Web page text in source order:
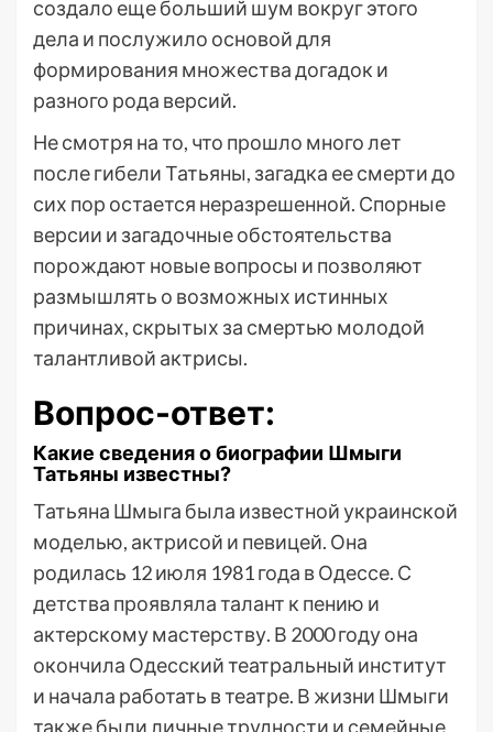
создало еще больший шум вокруг этого
дела и послужило основой для
формирования множества догадок и
разного рода версий.
Не смотря на то, что прошло много лет
после гибели Татьяны, загадка ее смерти до
сих пор остается неразрешенной. Спорные
версии и загадочные обстоятельства
порождают новые вопросы и позволяют
размышлять о возможных истинных
причинах, скрытых за смертью молодой
талантливой актрисы.
Вопрос-ответ:
Какие сведения о биографии Шмыги
Татьяны известны?
Татьяна Шмыга была известной украинской
моделью, актрисой и певицей. Она
родилась 12 июля 1981 года в Одессе. С
детства проявляла талант к пению и
актерскому мастерству. В 2000 году она
окончила Одесский театральный институт
и начала работать в театре. В жизни Шмыги
также были личные трудности и семейные